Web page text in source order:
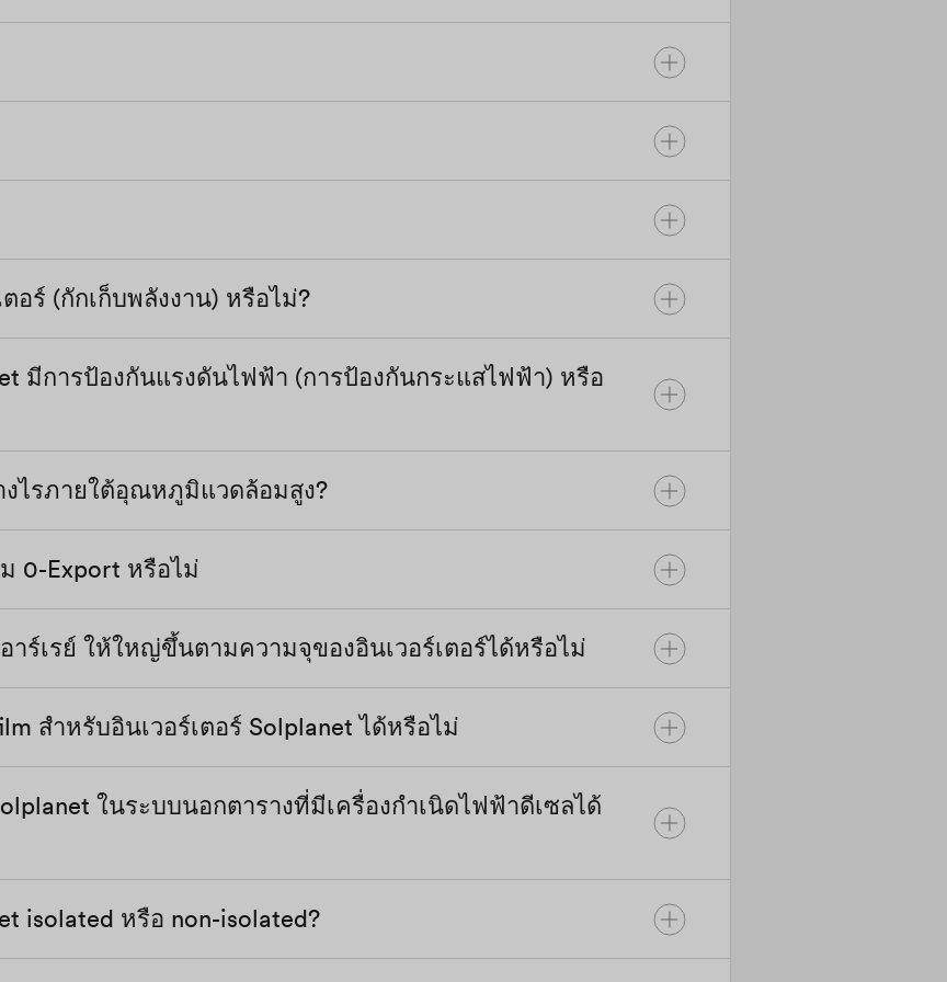
ยู่ โปรดติดต่อแผนกบริการในพื้นที่ของคุณ
ไหลเวียนของอากาศไปยังฮีตซิงก์หรือไม่
เวอร์เตอร์สูงเกินไปหรือไม่
สงอาทิตย์ถึงกราวด์ และตรวจสอบให้แน่ใจว่าความ
ว่า 1 MOhm มิฉะนั้น ให้ตรวจสอบด้วยสายตาของสาย
ต่อสายดินของอินเวอร์เตอร์นั้นเชื่อถือได้ หากข้อผิด
ติดต่อทีมบริการในพื้นที่ของคุณ
สตริงและตรวจสอบให้แน่ใจว่าต่ำกว่าแรงดัน DC อินพุต
รงดันไฟฟ้าขาเข้าอยู่ในช่วงที่อนุญาตและข้อผิดพลาดยัง
าร
ต่อสายดินของอินเวอร์เตอร์นั้นเชื่อถือได้
ลและโมดูล PV ทั้งหมด หากข้อผิดพลาดนี้ยังคงแสดงอยู่
อร์ (กักเก็บพลังงาน) หรือไม่?
จะเปิดตัวในปี 2564
มีการป้องกันแรงดันไฟฟ้า (การป้องกันกระแสไฟฟ้า) หรือ
งไรภายใต้อุณหภูมิแวดล้อมสูง?
ตโดยอัตโนมัติเพื่อป้องกันตัวเองจากความร้อนสูงเกินไป
ลังของอินเวอร์เตอร์ได้ในคู่มือการติดตั้งและการใช้งาน
0-Export หรือไม่
ทั้งหมด ผ่านตัวบันทึกข้อมูลของ AiCom และ
ะได้รับฟังก์ชัน 0-export โดยการตั้งค่าบนเว็บ
datalogger
ของ Solplanet คุณยังสามารถมีโซลูชันการควบคุมการ
มิเตอร์ที่กำหนดไว้โดยตรงกับอินเวอร์เตอร์ผ่าน RS485
ป
รดดูคู่มือผู้ใช้หรือติดต่อฝ่ายบริการของเราเพื่อขอความ
ร์เรย์ ให้ใหญ่ขึ้นตามความจุของอินเวอร์เตอร์ได้หรือไม่
มารถเกินความจุ AC ของอินเวอร์เตอร์ ค่าของอัตราส่วน
ต่ละประเภทแสดงอยู่ในแผ่นข้อมูลนี้ กฎง่ายๆ ทั่วไปคือ
ญ่ขึ้นได้ 50% ขึ้นอยู่กับตำแหน่งและระดับการฉายรังสีของ
เกินไปจะทำให้เสียเงินและส่งผลกระทบต่อความน่าเชื่อถือ
สงสัยเกี่ยวกับการออกแบบขนาดใหญ่ โปรดดูเครื่องมือ
ญด้านเทคนิคของ Solplanet ในพื้นที่ของคุณ
สำหรับอินเวอร์เตอร์ Solplanet ได้หรือไม่
มารถใช้กับโมดูล thin film ซึ่งต้องใช้สายดินที่ใช้งานได้
กหรือขั้วลบ ในกรณีเหล่านี้ เราแนะนำให้ใช้อินเวอร์
ารออกแบบมาสำหรับโมดูลพลังงานแสงอาทิตย์แบบ
ลาร์เซลล์แบบฟิล์มบางที่ไม่ต้องใช้สายดิน และในกรณีนี้
ะทำงานได้อย่างถูกต้อง ก่อนการออกแบบโรงงานของ
ในระบบนอกตารางที่มีเครื่องกำเนิดไฟฟ้าดีเซลได้
นเวอร์เตอร์แบบออนกริด ดังนั้นด้าน AC ของอินเวอร์
ไม่มีการตั้งค่าที่อนุญาตให้อินเวอร์เตอร์ทำงานในโหมด
อินเวอร์เตอร์ของ Solplanet isolated หรือ non-isolated?